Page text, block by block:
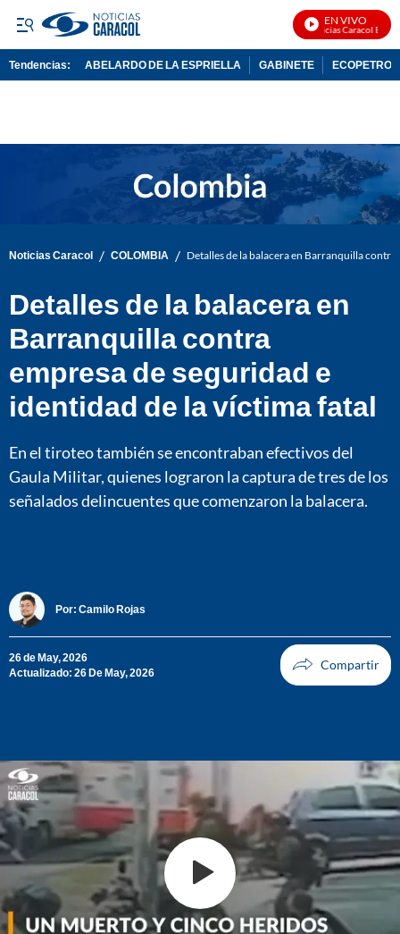
EN VIVO
Noticias Caracol En Vivo
Tendencias: ABELARDO DE LA ESPRIELLA GABINETE ECOPETROL
Noticias Caracol / COLOMBIA / Detalles de la balacera en Barranquilla
Detalles de la balacera en
Barranquilla contra
empresa de seguridad e
identidad de la víctima fatal
En el tiroteo también se encontraban efectivos del
Gaula Militar, quienes lograron la captura de tres de los
señalados delincuentes que comenzaron la balacera.
Por: Camilo Rojas
26 de May, 2026
Actualizado: 26 De May, 2026